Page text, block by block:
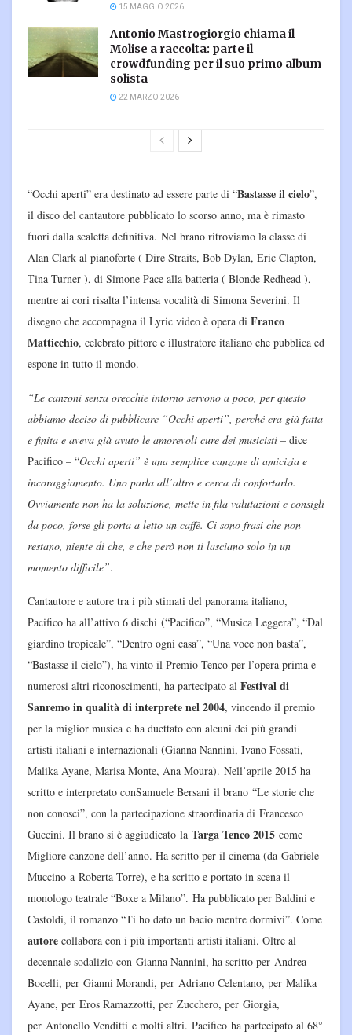
15 MAGGIO 2026
Antonio Mastrogiorgio chiama il
Molise a raccolta: parte il
crowdfunding per il suo primo album
solista
22 MARZO 2026
“Occhi aperti” era destinato ad essere parte di “Bastasse il cielo”,
il disco del cantautore pubblicato lo scorso anno, ma è rimasto
fuori dalla scaletta definitiva. Nel brano ritroviamo la classe di
Alan Clark al pianoforte ( Dire Straits, Bob Dylan, Eric Clapton,
Tina Turner ), di Simone Pace alla batteria ( Blonde Redhead ),
mentre ai cori risalta l’intensa vocalità di Simona Severini. Il
disegno che accompagna il Lyric video è opera di Franco
Matticchio, celebrato pittore e illustratore italiano che pubblica ed
espone in tutto il mondo.
“Le canzoni senza orecchie intorno servono a poco, per questo
abbiamo deciso di pubblicare “Occhi aperti”, perché era già fatta
e finita e aveva già avuto le amorevoli cure dei musicisti – dice
Pacifico – “Occhi aperti” è una semplice canzone di amicizia e
incoraggiamento. Uno parla all’altro e cerca di confortarlo.
Ovviamente non ha la soluzione, mette in fila valutazioni e consigli
da poco, forse gli porta a letto un caffè. Ci sono frasi che non
restano, niente di che, e che però non ti lasciano solo in un
momento difficile”.
Cantautore e autore tra i più stimati del panorama italiano,
Pacifico ha all’attivo 6 dischi (“Pacifico”, “Musica Leggera”, “Dal
giardino tropicale”, “Dentro ogni casa”, “Una voce non basta”,
“Bastasse il cielo”), ha vinto il Premio Tenco per l’opera prima e
numerosi altri riconoscimenti, ha partecipato al Festival di
Sanremo in qualità di interprete nel 2004, vincendo il premio
per la miglior musica e ha duettato con alcuni dei più grandi
artisti italiani e internazionali (Gianna Nannini, Ivano Fossati,
Malika Ayane, Marisa Monte, Ana Moura). Nell’aprile 2015 ha
scritto e interpretato conSamuele Bersani il brano “Le storie che
non conosci”, con la partecipazione straordinaria di Francesco
Guccini. Il brano si è aggiudicato la Targa Tenco 2015 come
Migliore canzone dell’anno. Ha scritto per il cinema (da Gabriele
Muccino a Roberta Torre), e ha scritto e portato in scena il
monologo teatrale “Boxe a Milano”. Ha pubblicato per Baldini e
Castoldi, il romanzo “Ti ho dato un bacio mentre dormivi”. Come
autore collabora con i più importanti artisti italiani. Oltre al
decennale sodalizio con Gianna Nannini, ha scritto per Andrea
Bocelli, per Gianni Morandi, per Adriano Celentano, per Malika
Ayane, per Eros Ramazzotti, per Zucchero, per Giorgia,
per Antonello Venditti e molti altri. Pacifico ha partecipato al 68°